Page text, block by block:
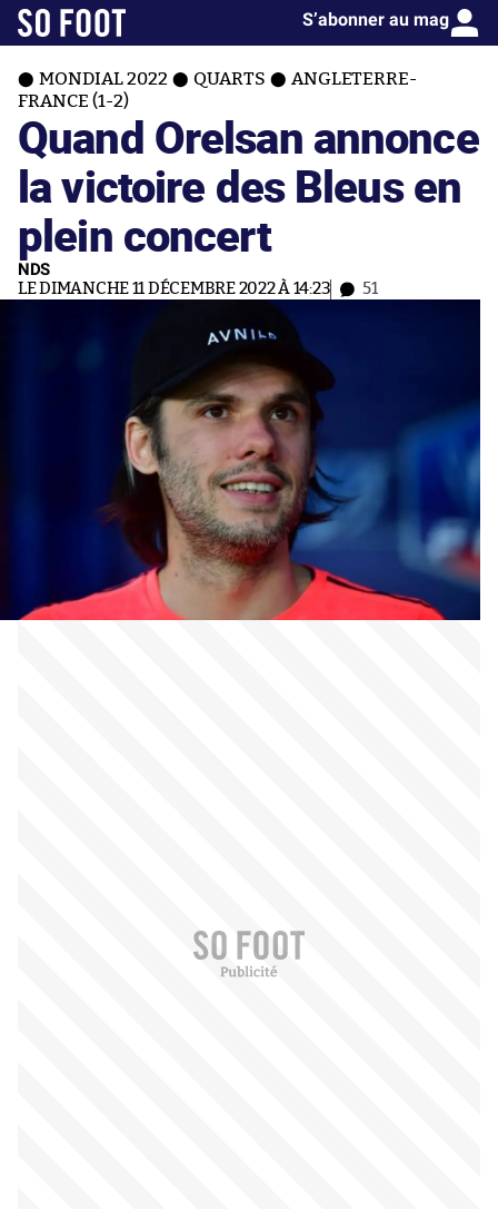
S’abonner au mag
MONDIAL 2022 QUARTS
ANGLETERRE-
FRANCE (1-2)
Quand Orelsan annonce
la victoire des Bleus en
plein concert
NDS
LE DIMANCHE 11 DÉCEMBRE 2022 À 14:23 51